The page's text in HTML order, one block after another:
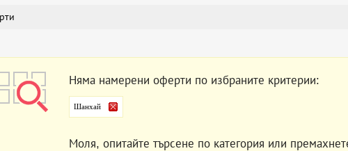
Няма намерени оферти по избраните критерии:
Шанхай
Моля, опитайте търсене по категория или